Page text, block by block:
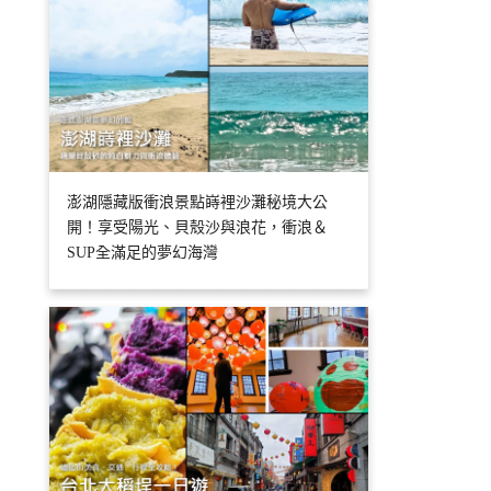
澎湖隱藏版衝浪景點嵵裡沙灘秘境大公
開！享受陽光、貝殼沙與浪花，衝浪＆
SUP全滿足的夢幻海灣